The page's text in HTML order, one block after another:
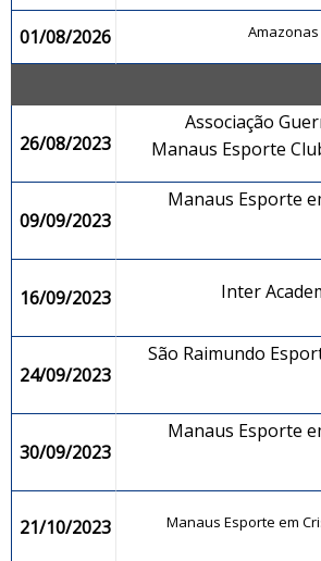
01/08/2026 Amazonas
26/08/2023
Associação
Manaus Esporte
09/09/2023
Manaus Esporte
16/09/2023 Inter
24/09/2023
São Raimundo
30/09/2023
Manaus Esporte
21/10/2023 Manaus Esporte em